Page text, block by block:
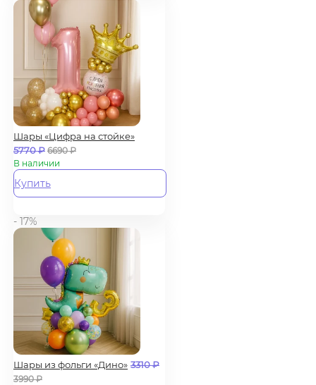
Шары «Цифра на стойке»
5770₽ 6690₽
В наличии
Купить
- 17%
Шары из фольги «Дино» 3310₽
3990₽